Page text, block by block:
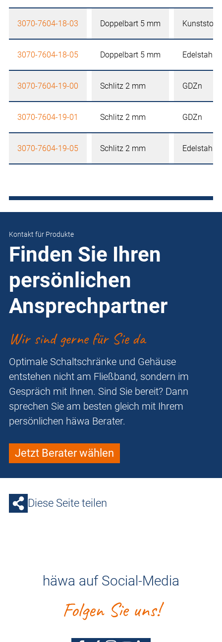
3070-7604-18-03 Doppelbart 5 mm Kunststoff
3070-7604-18-05 Doppelbart 5 mm Edelstahl
3070-7604-19-00 Schlitz 2 mm GDZn
3070-7604-19-01 Schlitz 2 mm GDZn
3070-7604-19-05 Schlitz 2 mm Edelstahl
Kontakt für Produkte
Finden Sie Ihren
persönlichen
Ansprechpartner
Wir sind gerne für Sie da
Optimale Schaltschränke und Gehäuse
entstehen nicht am Fließband, sondern im
Gespräch mit Ihnen. Sind Sie bereit? Dann
sprechen Sie am besten gleich mit Ihrem
persönlichen häwa Berater.
Jetzt Berater wählen
Diese Seite teilen
häwa auf Social-Media
Folgen Sie uns!